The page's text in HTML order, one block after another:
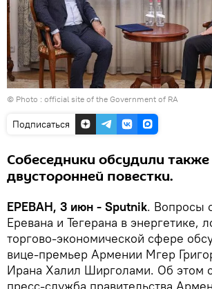
© Photo : official site of the Government of RA
Подписаться
Собеседники обсудили
двусторонней повестки.
ЕРЕВАН, 3 июн - Sputnik. Вопросы
Еревана и Тегерана в энергетике,
торгово-экономической сфере
вице-премьер Армении Мгер
Ирана Халил Ширголами. Об этом